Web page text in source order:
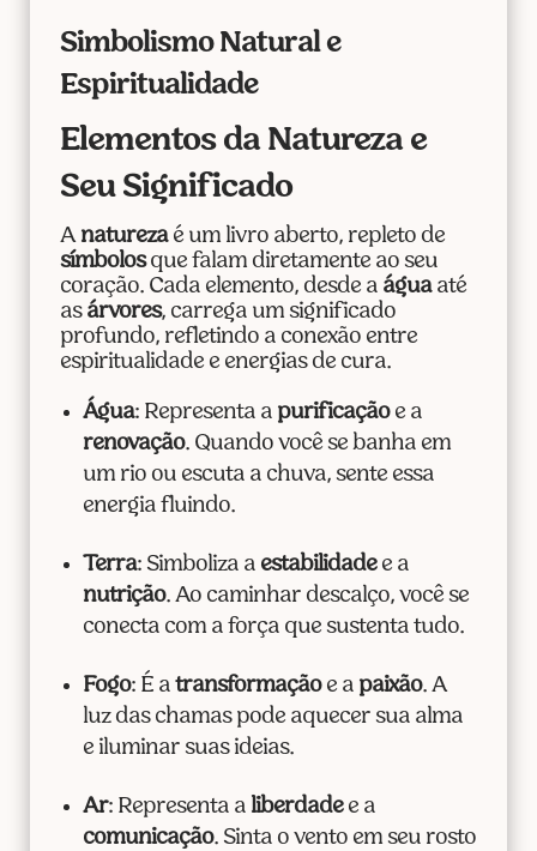
Simbolismo Natural e
Espiritualidade
Elementos da Natureza e
Seu Significado
A naturezaé um livro aberto, repleto de
símbolosque falam diretamente ao seu
coração. Cada elemento, desde a águaaté
as árvores, carrega um significado
profundo, refletindo a conexão entre
espiritualidade e energias de cura.
Água: Representa a purificaçãoe a
renovação. Quando você se banha em
um rio ou escuta a chuva, sente essa
energia fluindo.
Terra: Simboliza a estabilidadee a
nutrição. Ao caminhar descalço, você se
conecta com a força que sustenta tudo.
Fogo: É a transformaçãoe a paixão. A
luz das chamas pode aquecer sua alma
e iluminar suas ideias.
Ar: Representa a liberdadee a
comunicação. Sinta o vento em seu rosto